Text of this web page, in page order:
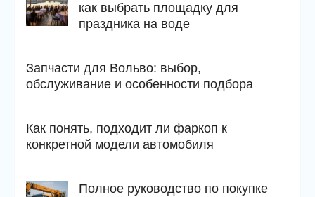
как выбрать площадку для
праздника на воде
Запчасти для Вольво: выбор,
обслуживание и особенности подбора
Как понять, подходит ли фаркоп к
конкретной модели автомобиля
Полное руководство по покупке